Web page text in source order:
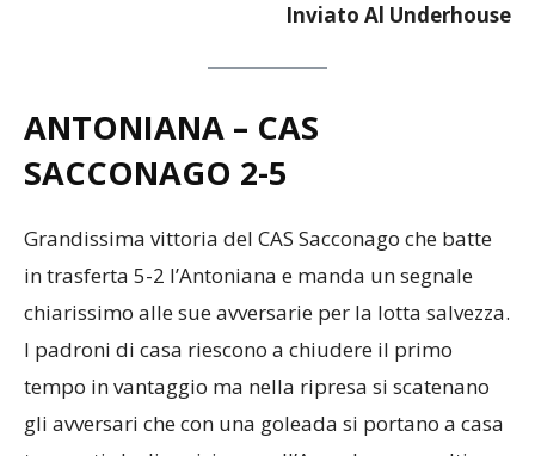
Inviato Al Underhouse
ANTONIANA – CAS
SACCONAGO 2-5
Grandissima vittoria del CAS Sacconago che batte
in trasferta 5-2 l’Antoniana e manda un segnale
chiarissimo alle sue avversarie per la lotta salvezza.
I padroni di casa riescono a chiudere il primo
tempo in vantaggio ma nella ripresa si scatenano
gli avversari che con una goleada si portano a casa